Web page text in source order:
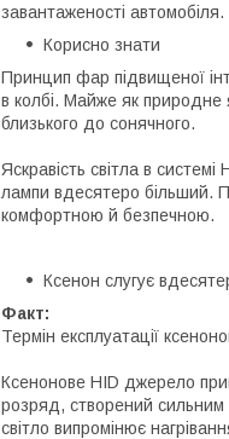
завантаженості автомобіля.
Корисно знати
Принцип фар підвищеної
в колбі. Майже як природне
близького до сонячного.
Яскравість світла в
лампи вдесятеро більший.
комфортною й безпечною.
Ксенон слугує
Факт:
Термін експлуатації
Ксенонове HID джерело
розряд, створений сильним
світло випромінює